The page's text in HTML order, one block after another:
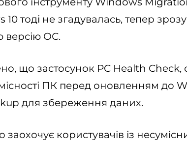
тоді не згадувалась, тепер
версію ОС.
що застосунок PC Health Check,
ПК перед оновленням до
для збереження даних.
заохочує користувачів із